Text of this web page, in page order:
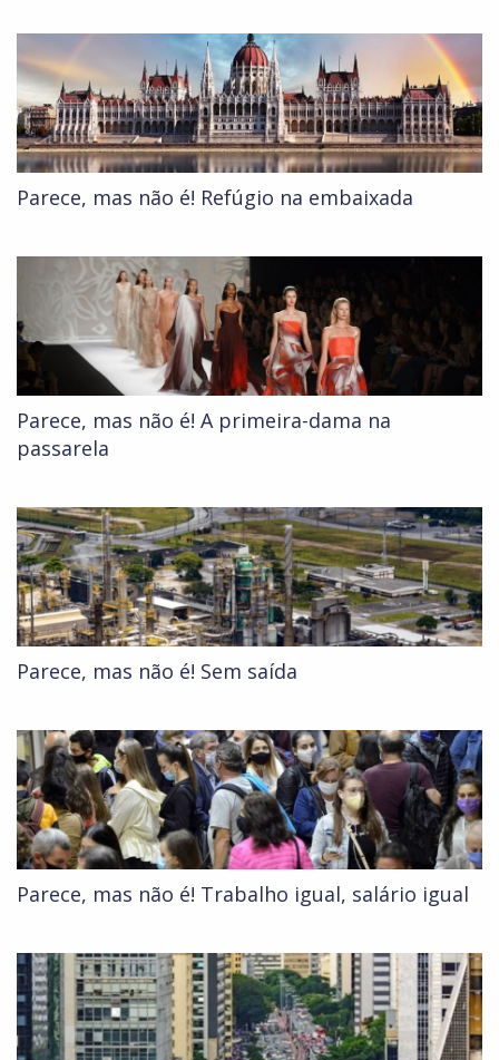
Parece, mas não é! Refúgio na embaixada
Parece, mas não é! A primeira-dama na
passarela
Parece, mas não é! Sem saída
Parece, mas não é! Trabalho igual, salário igual